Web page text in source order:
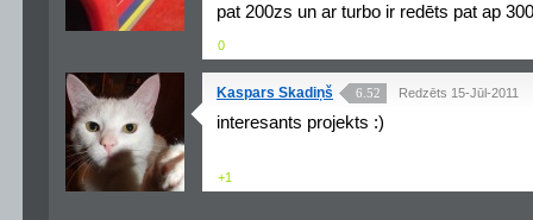
pat 200zs un ar turbo ir redēts pat ap
0
Kaspars Skadiņš 6.52 Redzēts 15-Jūl-2011
interesants projekts :)
+1